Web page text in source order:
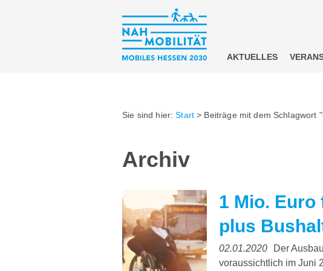
AKTUELLES
Sie sind hier:Start > Beiträge mit dem Schlagwort
Archiv
1 Mio.
plus
02.01.2020
Der
voraussichtlich im Juni